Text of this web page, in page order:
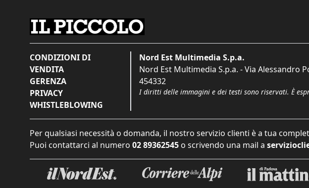
CONDIZIONI DI
VENDITA
GERENZA
PRIVACY
WHISTLEBLOWING
Nord Est Multimedia S.p.a.
Nord Est Multimedia S.p.a. - Via Alessandro
454332
I diritti delle immagini e dei testi sono riservati. È
Per qualsiasi necessità o domanda, il nostro servizio clienti è a tua
Puoi contattarci al numero 02 89362545 o scrivendo una mail a